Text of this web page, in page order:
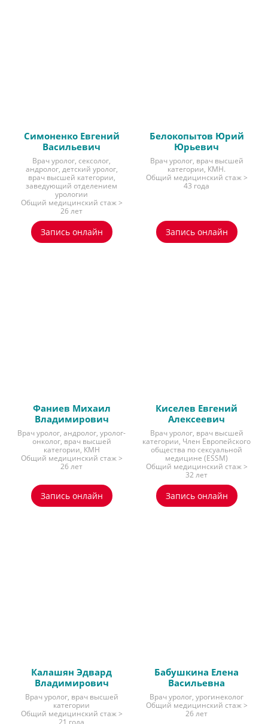
Симоненко Евгений
Васильевич
Врач уролог, сексолог,
андролог, детский уролог,
врач высшей категории,
заведующий отделением
урологии
Общий медицинский стаж >
26 лет
Запись онлайн
Белокопытов Юрий
Юрьевич
Врач уролог, врач высшей
категории, КМН.
Общий медицинский стаж >
43 года
Запись онлайн
Фаниев Михаил
Владимирович
Врач уролог, андролог, уролог-
онколог, врач высшей
категории, КМН
Общий медицинский стаж >
26 лет
Запись онлайн
Киселев Евгений
Алексеевич
Врач уролог, врач высшей
категории, Член Европейского
общества по сексуальной
медицине (ESSM)
Общий медицинский стаж >
32 лет
Запись онлайн
Калашян Эдвард
Владимирович
Врач уролог, врач высшей
категории
Общий медицинский стаж >
21 года
Бабушкина Елена
Васильевна
Врач уролог, урогинеколог
Общий медицинский стаж >
26 лет